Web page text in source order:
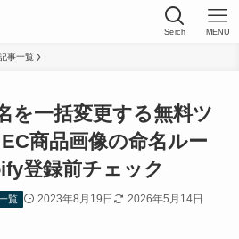
Serch MENU
事一覧
を一括変更する無料ツ
商品画像の命名ルー
登録前チェック
覧 2023年8月19日 2026年5月14日